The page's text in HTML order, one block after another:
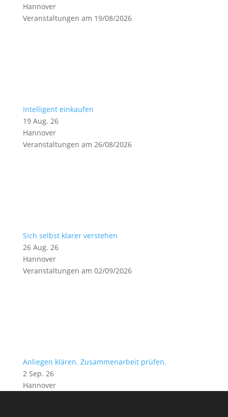
Hannover
Veranstaltungen am 19/08/2026
Intelligent einkaufen
19 Aug. 26
Hannover
Veranstaltungen am 26/08/2026
Sich selbst klarer verstehen
26 Aug. 26
Hannover
Veranstaltungen am 02/09/2026
Anliegen klären. Zusammenarbeit prüfen.
2 Sep. 26
Hannover